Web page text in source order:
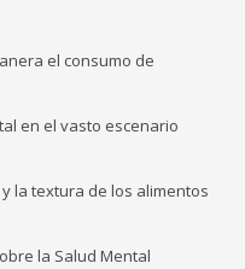
el consumo de
en el vasto escenario
la textura de los alimentos
la Salud Mental